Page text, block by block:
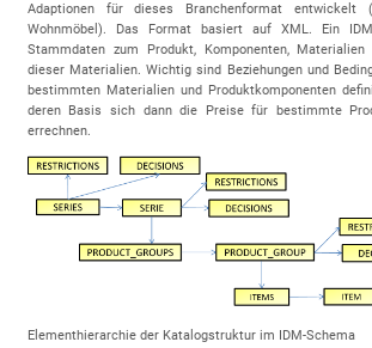
Adaptionen für dieses Branchenformat entwickelt
Wohnmöbel). Das Format basiert auf XML. Ein
Stammdaten zum Produkt, Komponenten, Materialien
dieser Materialien. Wichtig sind Beziehungen und
bestimmten Materialien und Produktkomponenten
deren Basis sich dann die Preise für bestimmte
errechnen.
Elementhierarchie der Katalogstruktur im IDM-Schema